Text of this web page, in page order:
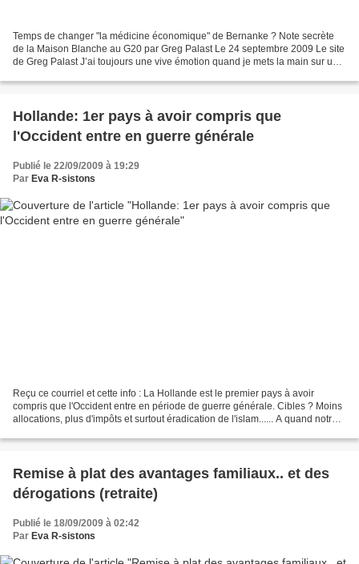
Temps de changer "la médicine économique" de Bernanke ? Note secrète
de la Maison Blanche au G20 par Greg Palast Le 24 septembre 2009 Le site
de Greg Palast J’ai toujours une vive émotion quand je mets la main sur une
Hollande: 1er pays à avoir compris que
l'Occident entre en guerre générale
Publié le 22/09/2009 à 19:29
Par Eva R-sistons
Reçu ce courriel et cette info : La Hollande est le premier pays à avoir
compris que l'Occident entre en période de guerre générale. Cibles ? Moins
allocations, plus d'impôts et surtout éradication de l'islam...... A quand notre
Remise à plat des avantages familiaux.. et des
dérogations (retraite)
Publié le 18/09/2009 à 02:42
Par Eva R-sistons